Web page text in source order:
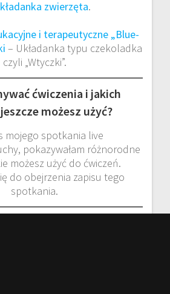
zwierzęta.
i terapeutyczne „Blue-
– Układanka typu czekoladka
czyli „Wtyczki”.
ćwiczenia i jakich
możesz użyć?
mojego spotkania live
pokazywałam różnorodne
możesz użyć do ćwiczeń.
do obejrzenia zapisu tego
spotkania.